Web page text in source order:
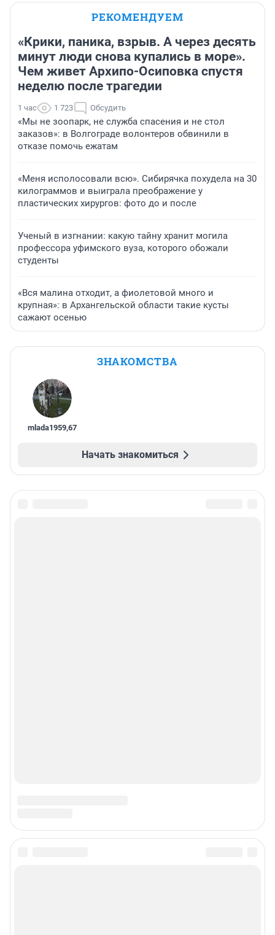
РЕКОМЕНДУЕМ
«Крики, паника, взрыв. А через десять
минут люди снова купались в море».
Чем живет Архипо-Осиповка спустя
неделю после трагедии
1 час 1 723 Обсудить
«Мы не зоопарк, не служба спасения и не стол
заказов»: в Волгограде волонтеров обвинили в
отказе помочь ежатам
«Меня исполосовали всю». Сибирячка похудела на 30
килограммов и выиграла преображение у
пластических хирургов: фото до и после
Ученый в изгнании: какую тайну хранит могила
профессора уфимского вуза, которого обожали
студенты
«Вся малина отходит, а фиолетовой много и
крупная»: в Архангельской области такие кусты
сажают осенью
ЗНАКОМСТВА
mlada1959,67
Начать знакомиться